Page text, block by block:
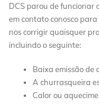
DCS parou de funcionar
em contato conosco
nos corrigir quaisquer
incluindo o seguinte:
Baixa emissão de
A churrasqueira
Calor ou